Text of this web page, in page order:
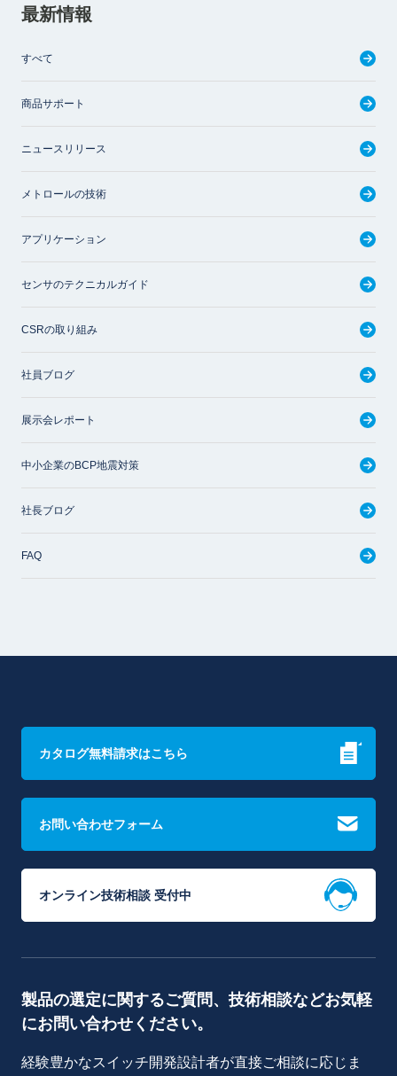
最新情報
すべて
商品サポート
ニュースリリース
メトロールの技術
アプリケーション
センサのテクニカルガイド
CSRの取り組み
社員ブログ
展示会レポート
中小企業のBCP地震対策
社長ブログ
FAQ
カタログ無料請求はこちら
お問い合わせフォーム
オンライン技術相談 受付中
製品の選定に関するご質問、技術相談などお気軽
にお問い合わせください。
経験豊かなスイッチ開発設計者が直接ご相談に応じま